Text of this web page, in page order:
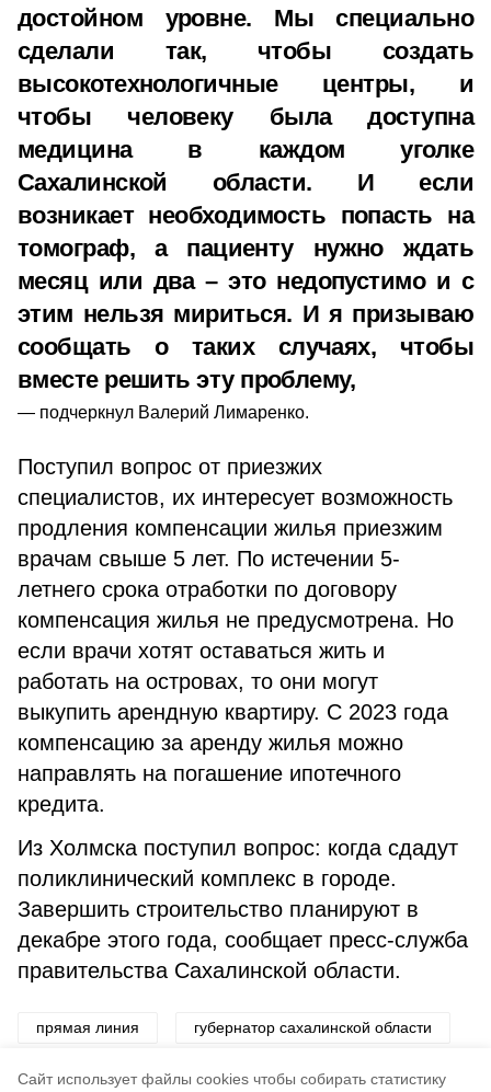
Cайт использует файлы cookies чтобы собирать статистику
достойном уровне. Мы специально
сделали так, чтобы создать
высокотехнологичные центры, и
чтобы человеку была доступна
медицина в каждом уголке
Сахалинской области. И если
возникает необходимость попасть на
томограф, а пациенту нужно ждать
месяц или два – это недопустимо и с
этим нельзя мириться. И я призываю
сообщать о таких случаях, чтобы
вместе решить эту проблему,
подчеркнул Валерий Лимаренко.
Поступил вопрос от приезжих
специалистов, их интересует возможность
продления компенсации жилья приезжим
врачам свыше 5 лет. По истечении 5-
летнего срока отработки по договору
компенсация жилья не предусмотрена. Но
если врачи хотят оставаться жить и
работать на островах, то они могут
выкупить арендную квартиру. С 2023 года
компенсацию за аренду жилья можно
направлять на погашение ипотечного
кредита.
Из Холмска поступил вопрос: когда сдадут
поликлинический комплекс в городе.
Завершить строительство планируют в
декабре этого года, сообщает пресс-служба
правительства Сахалинской области.
прямая линия губернатор сахалинской области
медицина